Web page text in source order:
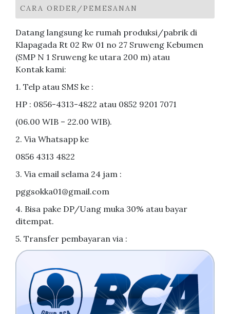
CARA ORDER/PEMESANAN
Datang langsung ke rumah produksi/pabrik di
Klapagada Rt 02 Rw 01 no 27 Sruweng Kebumen
(SMP N 1 Sruweng ke utara 200 m) atau
Kontak kami:
1. Telp atau SMS ke :
HP : 0856-4313-4822 atau 0852 9201 7071
(06.00 WIB – 22.00 WIB).
2. Via Whatsapp ke
0856 4313 4822
3. Via email selama 24 jam :
pggsokka01@gmail.com
4. Bisa pake DP/Uang muka 30% atau bayar
ditempat.
5. Transfer pembayaran via :